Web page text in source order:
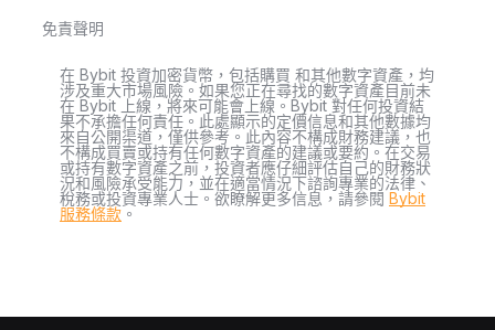
免責聲明
在 Bybit 投資加密貨幣，包括購買 和其他數字資產，均
涉及重大市場風險。如果您正在尋找的數字資產目前未
在 Bybit 上線，將來可能會上線。Bybit 對任何投資結
果不承擔任何責任。此處顯示的定價信息和其他數據均
來自公開渠道，僅供參考。此內容不構成財務建議，也
不構成買賣或持有任何數字資產的建議或要約。在交易
或持有數字資產之前，投資者應仔細評估自己的財務狀
況和風險承受能力，並在適當情況下諮詢專業的法律、
稅務或投資專業人士。欲瞭解更多信息，請參閱 Bybit
服務條款 。